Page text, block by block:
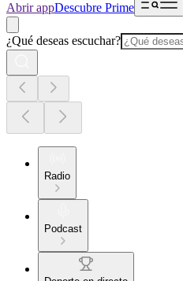
Abrir appDescubre Prime
¿Qué deseas escuchar?
Radio
Podcast